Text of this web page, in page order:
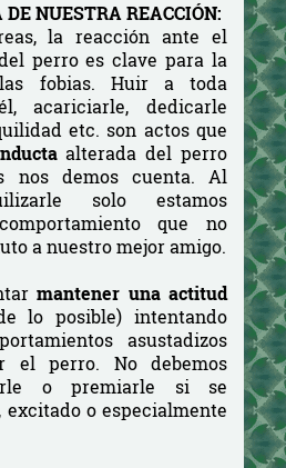
NUESTRA REACCIÓN:
la reacción ante el
perro es clave para la
fobias. Huir a toda
acariciarle, dedicarle
etc. son actos que
alterada del perro
nos demos cuenta. Al
solo estamos
que no
a nuestro mejor amigo.
mantener una actitud
lo posible) intentando
asustadizos
el perro. No debemos
o premiarle si se
o especialmente